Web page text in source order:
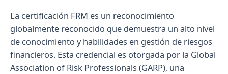
La certificación FRM es un reconocimiento
globalmente reconocido que demuestra un alto nivel
de conocimiento y habilidades en gestión de riesgos
financieros. Esta credencial es otorgada por la Global
Association of Risk Professionals (GARP), una